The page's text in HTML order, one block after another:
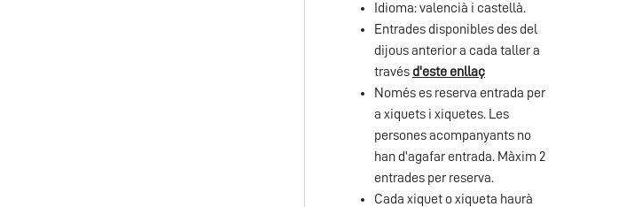
Idioma: valencià i castellà.
Entrades disponibles des del
dijous anterior a cada taller a
través d'este enllaç
Només es reserva entrada per
a xiquets i xiquetes. Les
persones acompanyants no
han d’agafar entrada. Màxim 2
entrades per reserva.
Cada xiquet o xiqueta haurà